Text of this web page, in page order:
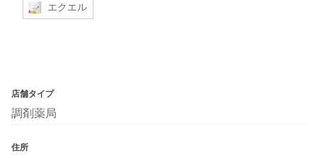
エクエル
店舗タイプ
調剤薬局
住所